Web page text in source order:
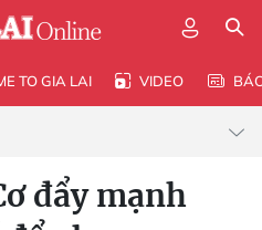
TO GIA LAI VIDEO
đẩy mạnh